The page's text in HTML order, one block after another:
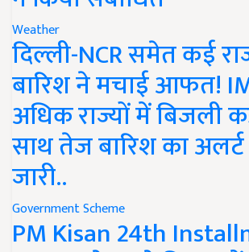
Weather
दिल्ली-NCR समेत कई
बारिश ने मचाई आफत!
अधिक राज्यों में बिजली
साथ तेज बारिश का
जारी..
Government Scheme
PM Kisan 24th